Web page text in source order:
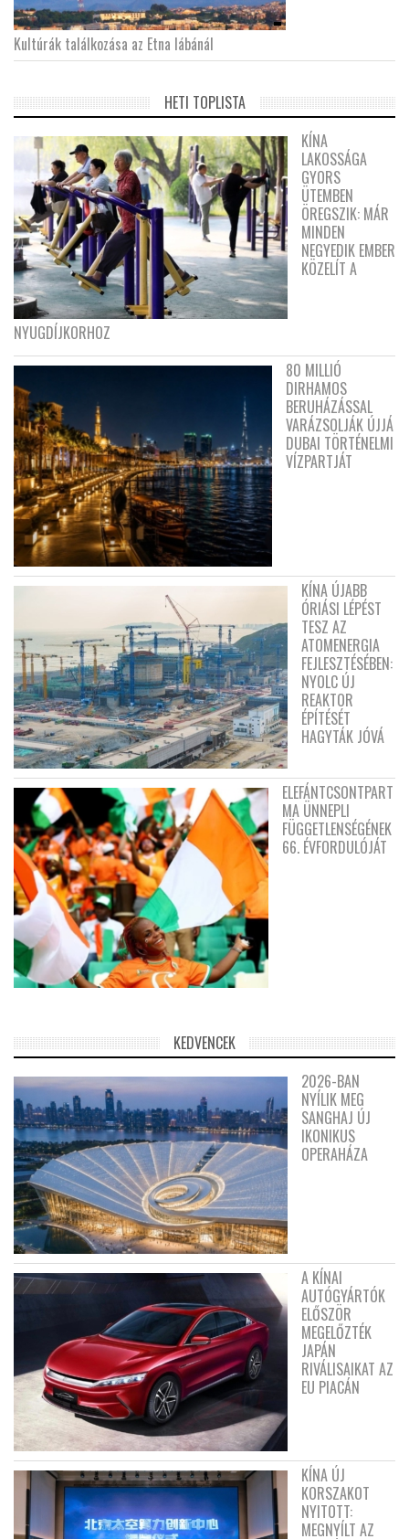
Kultúrák találkozása az Etna lábánál
HETI TOPLISTA
KÍNA
LAKOSSÁGA
GYORS
ÜTEMBEN
ÖREGSZIK: MÁR
MINDEN
NEGYEDIK EMBER
KÖZELÍT A
NYUGDÍJKORHOZ
80 MILLIÓ
DIRHAMOS
BERUHÁZÁSSAL
VARÁZSOLJÁK ÚJJÁ
DUBAI TÖRTÉNELMI
VÍZPARTJÁT
KÍNA ÚJABB
ÓRIÁSI LÉPÉST
TESZ AZ
ATOMENERGIA
FEJLESZTÉSÉBEN:
NYOLC ÚJ
REAKTOR
ÉPÍTÉSÉT
HAGYTÁK JÓVÁ
ELEFÁNTCSONTPART
MA ÜNNEPLI
FÜGGETLENSÉGÉNEK
66. ÉVFORDULÓJÁT
KEDVENCEK
2026-BAN
NYÍLIK MEG
SANGHAJ ÚJ
IKONIKUS
OPERAHÁZA
A KÍNAI
AUTÓGYÁRTÓK
ELŐSZÖR
MEGELŐZTÉK
JAPÁN
RIVÁLISAIKAT AZ
EU PIACÁN
KÍNA ÚJ
KORSZAKOT
NYITOTT:
MEGNYÍLT AZ